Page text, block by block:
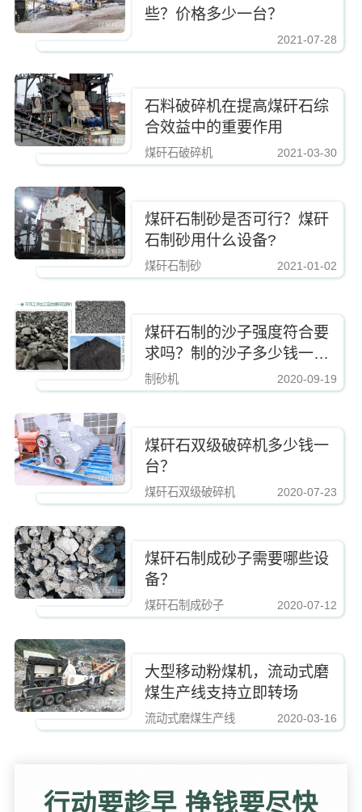
https://www.zhishaji.cn/upload/
些？价格多少一台？
2021-07-28
https://www.zhishaji.cn/upload/
石料破碎机在提高煤矸石综
合效益中的重要作用
煤矸石破碎机 2021-03-30
https://www.zhishaji.cn/upload/
煤矸石制砂是否可行？煤矸
石制砂用什么设备?
煤矸石制砂 2021-01-02
https://www.zhishaji.cn/upload/
煤矸石制的沙子强度符合要
求吗？制的沙子多少钱一
吨？
制砂机 2020-09-19
https://www.zhishaji.cn/upload/
煤矸石双级破碎机多少钱一
台？
煤矸石双级破碎机 2020-07-23
https://www.zhishaji.cn/upload/
煤矸石制成砂子需要哪些设
备？
煤矸石制成砂子 2020-07-12
https://www.zhishaji.cn/upload/
大型移动粉煤机，流动式磨
煤生产线支持立即转场
流动式磨煤生产线 2020-03-16
行动要趁早 挣钱要尽快